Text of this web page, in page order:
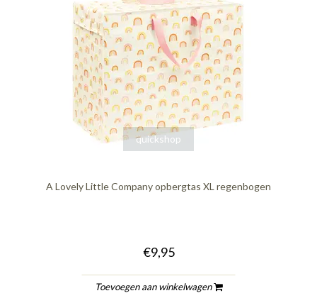
quickshop
A Lovely Little Company opbergtas XL regenbogen
€9,95
Toevoegen aan winkelwagen